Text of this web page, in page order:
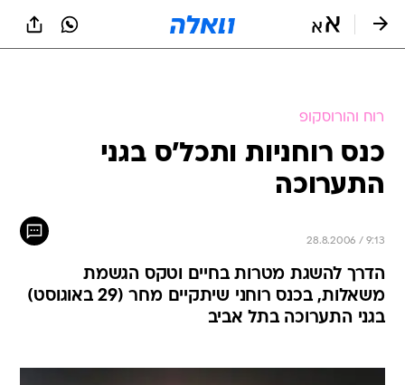
רוח והורוסקופ
כנס רוחניות ותכל'ס בגני
התערוכה
28.8.2006 / 9:13
הדרך להשגת מטרות בחיים וטקס הגשמת
משאלות, בכנס רוחני שיתקיים מחר (29 באוגוסט)
בגני התערוכה בתל אביב